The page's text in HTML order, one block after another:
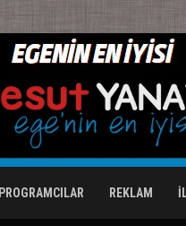
PROGRAMCILAR REKLAM